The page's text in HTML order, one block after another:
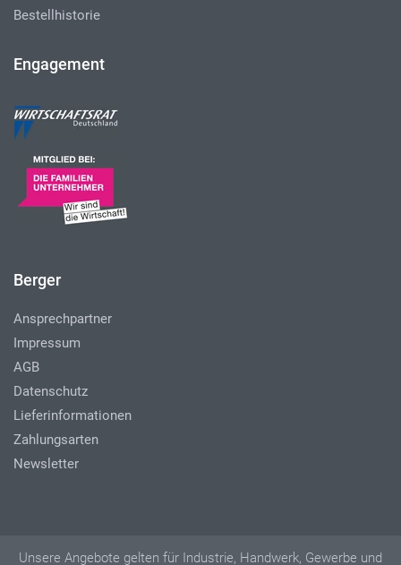
Bestellhistorie
Engagement
Berger
Ansprechpartner
Impressum
AGB
Datenschutz
Lieferinformationen
Zahlungsarten
Newsletter
Unsere Angebote gelten für Industrie, Handwerk, Gewerbe und